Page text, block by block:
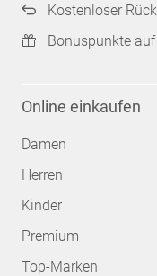
Kostenloser
Bonuspunkte
Online einkaufen
Damen
Herren
Kinder
Premium
Top-Marken